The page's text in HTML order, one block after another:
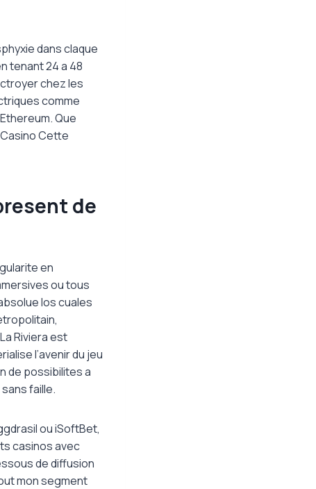
dans claque
tenant 24 a 48
chez les
comme
Que
Cette
de
en
ou tous
los cuales
Riviera est
l’avenir du jeu
de possibilites a
faille.
ou iSoftBet,
casinos avec
de diffusion
mon segment